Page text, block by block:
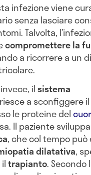
infezione viene
senza lasciare
Talvolta,
compromettere la
a ricorrere a un
ilsistema
a sconfiggere
le proteine del
Il paziente
, che col tempo può
dilatativa,
trapianto. Secondo